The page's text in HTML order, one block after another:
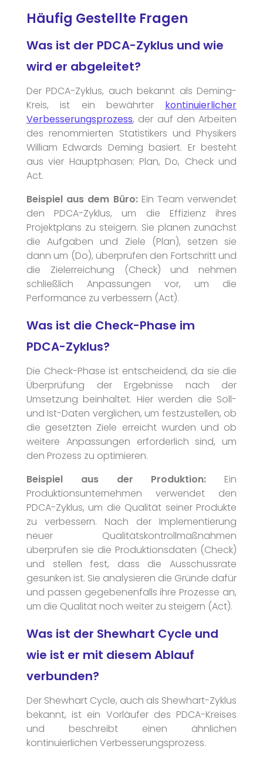
Häufig Gestellte Fragen
Was ist der PDCA-Zyklus und wie
wird er abgeleitet?
Der PDCA-Zyklus, auch bekannt als Deming-
Kreis, ist ein bewährter kontinuierlicher
Verbesserungsprozess, der auf den Arbeiten
des renommierten Statistikers und Physikers
William Edwards Deming basiert. Er besteht
aus vier Hauptphasen: Plan, Do, Check und
Act.
Beispiel aus dem Büro:Ein Team verwendet
den PDCA-Zyklus, um die Effizienz ihres
Projektplans zu steigern. Sie planen zunächst
die Aufgaben und Ziele (Plan), setzen sie
dann um (Do), überprüfen den Fortschritt und
die Zielerreichung (Check) und nehmen
schließlich Anpassungen vor, um die
Performance zu verbessern (Act).
Was ist die Check-Phase im
PDCA-Zyklus?
Die Check-Phase ist entscheidend, da sie die
Überprüfung der Ergebnisse nach der
Umsetzung beinhaltet. Hier werden die Soll-
und Ist-Daten verglichen, um festzustellen, ob
die gesetzten Ziele erreicht wurden und ob
weitere Anpassungen erforderlich sind, um
den Prozess zu optimieren.
Beispiel aus der Produktion: Ein
Produktionsunternehmen verwendet den
PDCA-Zyklus, um die Qualität seiner Produkte
zu verbessern. Nach der Implementierung
neuer Qualitätskontrollmaßnahmen
überprüfen sie die Produktionsdaten (Check)
und stellen fest, dass die Ausschussrate
gesunken ist. Sie analysieren die Gründe dafür
und passen gegebenenfalls ihre Prozesse an,
um die Qualität noch weiter zu steigern (Act).
Was ist der Shewhart Cycle und
wie ist er mit diesem Ablauf
verbunden?
Der Shewhart Cycle, auch als Shewhart-Zyklus
bekannt, ist ein Vorläufer des PDCA-Kreises
und beschreibt einen ähnlichen
kontinuierlichen Verbesserungsprozess.